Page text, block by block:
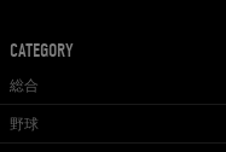
CATEGORY
総合
野球